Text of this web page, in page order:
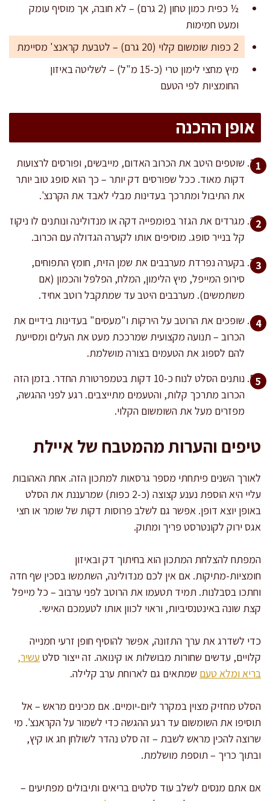
½ כפית כמון טחון (2 גרם) – לא חובה, אך מוסיף עומק
ומעט חמימות
2 כפות שומשום קלוי (20 גרם) – לטבעת קראנצ' מסיימת
מיץ מחצי לימון טרי (כ-15 מ"ל) – לשליטה באיזון
החומציות לפי הטעם
אופן ההכנה
שוטפים היטב את הכרוב האדום, מייבשים, ופורסים לרצועות
דקות מאוד. ככל שפורסים דק יותר – כך הוא סופג טוב יותר
את התיבול ומתרכך בעדינות מבלי לאבד את הקרנצ'.
מגרדים את הגזר בפומפייה דקה או מנדולינה ונותנים לו ניקוז
קל בנייר סופג. מוסיפים אותו לקערה הגדולה עם הכרוב.
בקערה נפרדת מערבבים את שמן הזית, חומץ התפוחים,
סירופ המייפל, מיץ הלימון, המלח, הפלפל והכמון (אם
משתמשים). מערבבים היטב עד שמתקבל רוטב אחיד.
שופכים את הרוטב על הירקות ו"מעסים" בעדינות בידיים את
הכרוב – תנועה מקצועית שמרככת מעט את העלים ומסייעת
להם לספוג את הטעמים בצורה מושלמת.
נותנים הסלט לנוח כ-10 דקות בטמפרטורת החדר. בזמן הזה
הכרוב מתרכך קלות, והטעמים מתייצבים. רגע לפני ההגשה,
מפזרים מעל את השומשום הקלוי.
טיפים והערות מהמטבח של איילת
לאורך השנים פיתחתי מספר גרסאות למתכון הזה. אחת האהובות
עליי היא הוספת נענע קצוצה (כ-2 כפות) שמרעננת את הסלט
באופן יוצא דופן. אפשר גם לשלב פרוסות דקות של שומר או חצי
אגס ירוק לקונטרסט פריך ומתוק.
המפתח להצלחת המתכון הוא בחיתוך דק ובאיזון
חומציות-מתיקות. אם אין לכם מנדולינה, השתמשו בסכין שף חדה
וחתכו בסבלנות. תמיד תטעמו את הרוטב לפני ערבוב – כל מייפל
קצת שונה באינטנסיביות, וראוי לכוון אותו לטעמכם האישי.
כדי לשדרג את ערך התזונה, אפשר להוסיף חופן זרעי חמנייה
קלויים, עדשים שחורות מבושלות או קינואה. זה ייצור סלט עשיר,
בריא ומלא טעם שמתאים גם לארוחת ערב קלילה.
הסלט מחזיק מצוין במקרר ליום-יומיים. אם מכינים מראש – אל
תוסיפו את השומשום עד רגע ההגשה כדי לשמור על הקראנצ'. מי
שרוצה להכין מראש לשבת – זה סלט נהדר לשולחן חג או קיץ,
ובתוך כריך – תוספת מושלמת.
אם אתם מנסים לשלב עוד סלטים בריאים ותיבולים מפתיעים –